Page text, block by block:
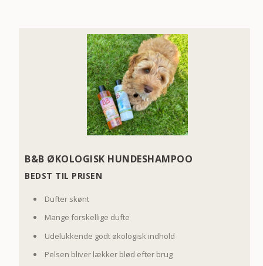
B&B ØKOLOGISK HUNDESHAMPOO
BEDST TIL PRISEN
Dufter skønt
Mange forskellige dufte
Udelukkende godt økologisk indhold
Pelsen bliver lækker blød efter brug